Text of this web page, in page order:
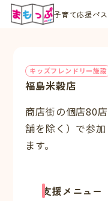
子育て応援パ
キッズフレンドリー施設
福島米穀店
商店街の個店80
舗を除く）で参
ます。
支援メニュー